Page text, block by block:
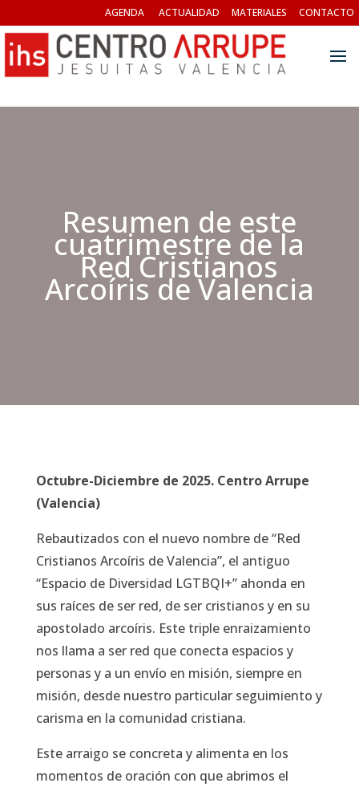
AGENDA ACTUALIDAD MATERIALES CONTACTO
Resumen de este
cuatrimestre de la
Red Cristianos
Arcoíris de Valencia
Octubre-Diciembre de 2025. Centro Arrupe
(Valencia)
Rebautizados con el nuevo nombre de “Red
Cristianos Arcoíris de Valencia”, el antiguo
“Espacio de Diversidad LGTBQI+” ahonda en
sus raíces de ser red, de ser cristianos y en su
apostolado arcoíris. Este triple enraizamiento
nos llama a ser red que conecta espacios y
personas y a un envío en misión, siempre en
misión, desde nuestro particular seguimiento y
carisma en la comunidad cristiana.
Este arraigo se concreta y alimenta en los
momentos de oración con que abrimos el